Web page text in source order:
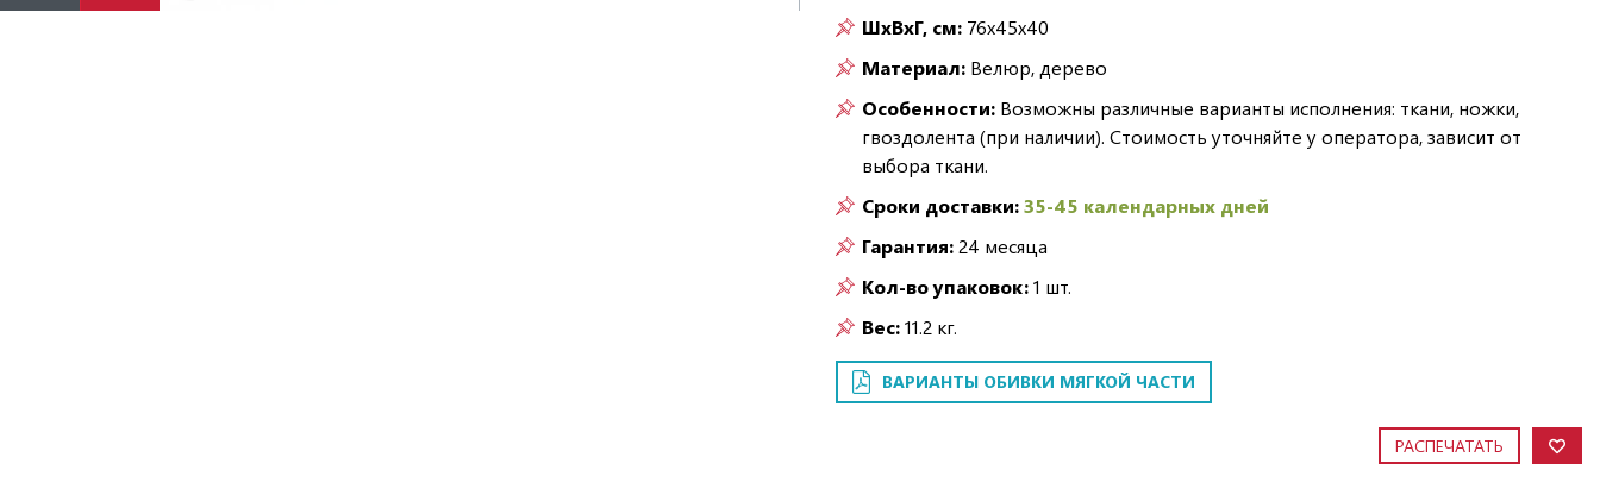
ШxВxГ, см: 76x45x40
Материал: Велюр, дерево
Особенности: Возможны различные варианты исполнения: ткани, ножки,
гвоздолента (при наличии). Стоимость уточняйте у оператора, зависит от
выбора ткани.
Сроки доставки:35-45 календарных дней
Гарантия:24 месяца
Кол-во упаковок:1 шт.
Вес:11.2 кг.
ВАРИАНТЫ ОБИВКИ МЯГКОЙ ЧАСТИ
РАСПЕЧАТАТЬ